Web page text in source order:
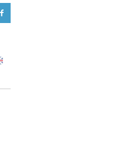
EN